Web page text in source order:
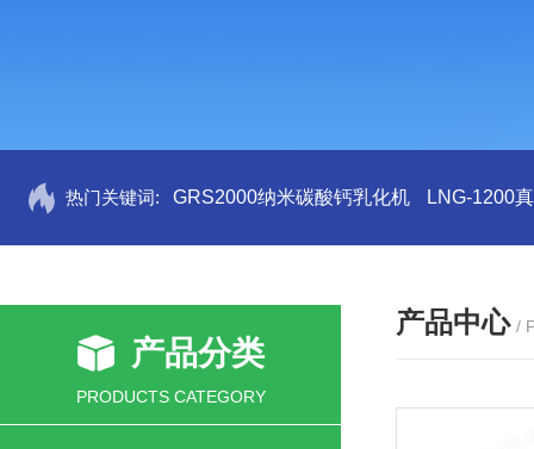
热门关键词: GRS2000纳米碳酸钙乳化机 LNG-1200
产品分类
PRODUCTS CATEGORY
产品中心 /